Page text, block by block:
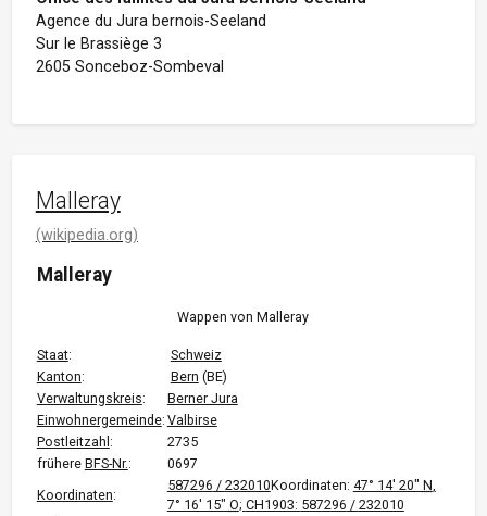
Agence du Jura bernois-Seeland
Sur le Brassiège 3
2605 Sonceboz-Sombeval
Malleray
(wikipedia.org)
Malleray
Wappen von Malleray
Staat:
Schweiz
Kanton: Bern (BE)
Verwaltungskreis:
Berner Jura
Einwohnergemeinde: Valbirse
Postleitzahl:
2735
frühere BFS-Nr. :
0697
Koordinaten:
587296 / 232010Koordinaten: 47° 14′ 20″ N
7° 16′ 15″ O; CH1903: 587296 / 232010